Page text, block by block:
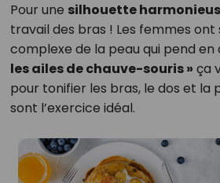
Pour une silhouette
travail des bras ! Les femmes ont
complexe de la peau qui pend en
les ailes de chauve-souris » ça
pour tonifier les bras, le dos et la
sont l’exercice idéal.